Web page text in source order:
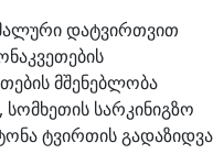
დატვირთვით
მშენებლობა
სარკინიგზო
ტვირთის გადაზიდვა